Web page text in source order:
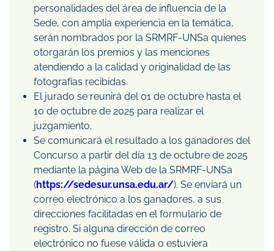
personalidades del área de influencia de la
Sede, con amplia experiencia en la temática,
serán nombrados por la SRMRF-UNSa quienes
otorgarán los premios y las menciones
atendiendo a la calidad y originalidad de las
fotografías recibidas.
El jurado se reunirá del 01 de octubre hasta el
10 de octubre de 2025 para realizar el
juzgamiento.
Se comunicará el resultado a los ganadores del
Concurso a partir del día 13 de octubre de 2025
mediante la página Web de la SRMRF-UNSa
(https://sedesur.unsa.edu.ar/). Se enviará un
correo electrónico a los ganadores, a sus
direcciones facilitadas en el formulario de
registro. Si alguna dirección de correo
electrónico no fuese válida o estuviera